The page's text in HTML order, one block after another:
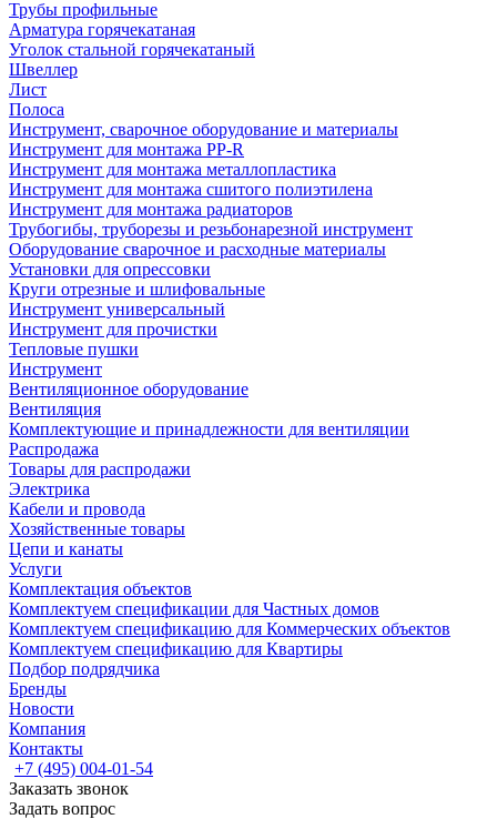
Трубы профильные
Арматура горячекатаная
Уголок стальной горячекатаный
Швеллер
Лист
Полоса
Инструмент, сварочное оборудование и материалы
Инструмент для монтажа PP-R
Инструмент для монтажа металлопластика
Инструмент для монтажа сшитого полиэтилена
Инструмент для монтажа радиаторов
Трубогибы, труборезы и резьбонарезной инструмент
Оборудование сварочное и расходные материалы
Установки для опрессовки
Круги отрезные и шлифовальные
Инструмент универсальный
Инструмент для прочистки
Тепловые пушки
Инструмент
Вентиляционное оборудование
Вентиляция
Комплектующие и принадлежности для вентиляции
Распродажа
Товары для распродажи
Электрика
Кабели и провода
Хозяйственные товары
Цепи и канаты
Услуги
Комплектация объектов
Комплектуем спецификации для Частных домов
Комплектуем спецификацию для Коммерческих объектов
Комплектуем спецификацию для Квартиры
Подбор подрядчика
Бренды
Новости
Компания
Контакты
+7 (495) 004-01-54
Заказать звонок
Задать вопрос